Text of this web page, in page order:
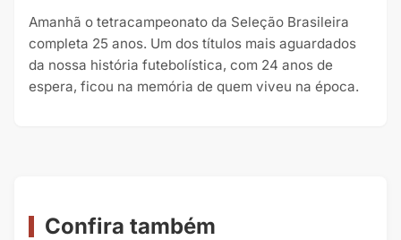
Amanhã o tetracampeonato da Seleção Brasileira
completa 25 anos. Um dos títulos mais aguardados
da nossa história futebolística, com 24 anos de
espera, ficou na memória de quem viveu na época.
Confira também